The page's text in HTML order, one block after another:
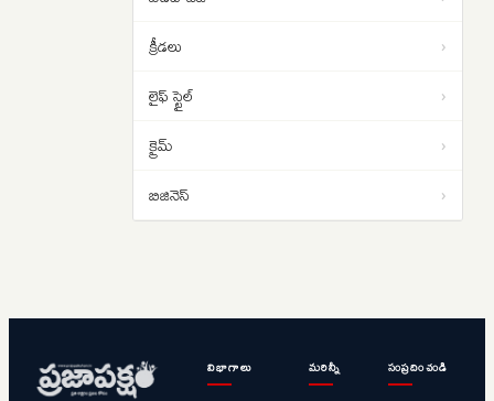
క్రీడలు ›
లైఫ్ స్టైల్ ›
క్రైమ్ ›
బిజినెస్ ›
విభాగాలు మరిన్నీ సంప్రదించండి